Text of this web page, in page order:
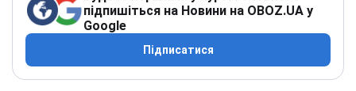
підпишіться на Новини на OBOZ.UA у
Google
Підписатися